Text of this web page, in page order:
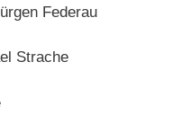
Federau
Strache